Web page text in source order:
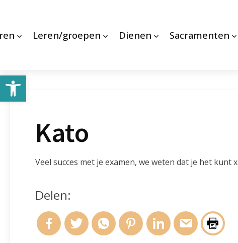
Toolbar openen
Leren/groepen Dienen Sacramenten
Kato
Veel succes met je examen, we weten dat je het kunt x
Delen: